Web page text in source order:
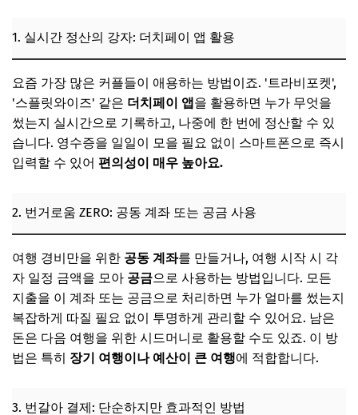
1. 실시간 정산의 강자: 더치페이 앱 활용
요즘 가장 많은 커플들이 애용하는 방법이죠. '트라비포켓',
'스플릿와이즈' 같은 더치페이 앱을 활용하면 누가 무엇을
썼는지 실시간으로 기록하고, 나중에 한 번에 정산할 수 있
습니다. 영수증을 일일이 모을 필요 없이 스마트폰으로 즉시
입력할 수 있어 편의성이 매우 높아요.
2. 번거로움 ZERO: 공동 계좌 또는 공금 사용
여행 경비만을 위한 공동 계좌를 만들거나, 여행 시작 시 각
자 일정 금액을 모아 공금으로 사용하는 방법입니다. 모든
지출을 이 계좌 또는 공금으로 처리하면 누가 얼마를 썼는지
복잡하게 따질 필요 없이 투명하게 관리할 수 있어요. 남은
돈은 다음 여행을 위한 시드머니로 활용할 수도 있죠. 이 방
법은 특히 장기 여행이나 예산이 큰 여행에 적합합니다.
3. 번갈아 결제: 단순하지만 효과적인 방법